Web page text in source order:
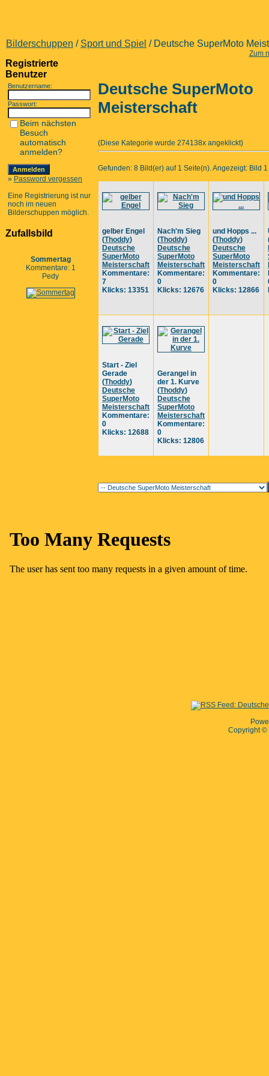
Bilderschuppen / Sport und Spiel / Deutsche SuperMoto
Zum
Registrierte
Benutzer
Benutzername:
Passwort:
Beim nächsten
Besuch
automatisch
anmelden?
» Password vergessen
Eine Registrierung ist nur
noch im neuen
Bilderschuppen möglich.
Zufallsbild
Sommertag
Kommentare: 1
Pedy
Deutsche SuperMoto
Meisterschaft
(Diese Kategorie wurde 274138x angeklickt)
Gefunden: 8 Bild(er) auf 1 Seite(n). Angezeigt: Bild
gelber Engel
(Thoddy)
Deutsche
SuperMoto
Meisterschaft
Kommentare:
7
Klicks: 13351
Nach'm Sieg
(Thoddy)
Deutsche
SuperMoto
Meisterschaft
Kommentare:
0
Klicks: 12676
und Hopps ...
(Thoddy)
Deutsche
SuperMoto
Meisterschaft
Kommentare:
0
Klicks: 12866
Start - Ziel
Gerade
(Thoddy)
Deutsche
SuperMoto
Meisterschaft
Kommentare:
0
Klicks: 12688
Gerangel in
der 1. Kurve
(Thoddy)
Deutsche
SuperMoto
Meisterschaft
Kommentare:
0
Klicks: 12806
Copyright